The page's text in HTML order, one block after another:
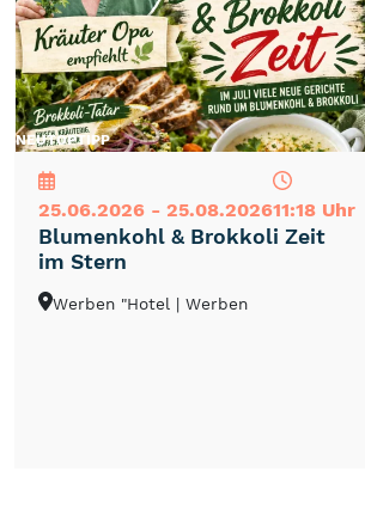
NEUTOPTIPP
25.06.2026 - 25.08.202611:18 Uhr
Blumenkohl & Brokkoli Zeit
im Stern
Werben "Hotel | Werben